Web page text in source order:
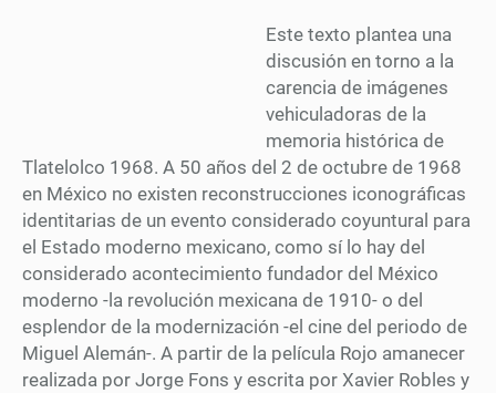
Este texto plantea una
discusión en torno a la
carencia de imágenes
vehiculadoras de la
memoria histórica de
Tlatelolco 1968. A 50 años del 2 de octubre de 1968
en México no existen reconstrucciones iconográficas
identitarias de un evento considerado coyuntural para
el Estado moderno mexicano, como sí lo hay del
considerado acontecimiento fundador del México
moderno -la revolución mexicana de 1910- o del
esplendor de la modernización -el cine del periodo de
Miguel Alemán-. A partir de la película Rojo amanecer
realizada por Jorge Fons y escrita por Xavier Robles y